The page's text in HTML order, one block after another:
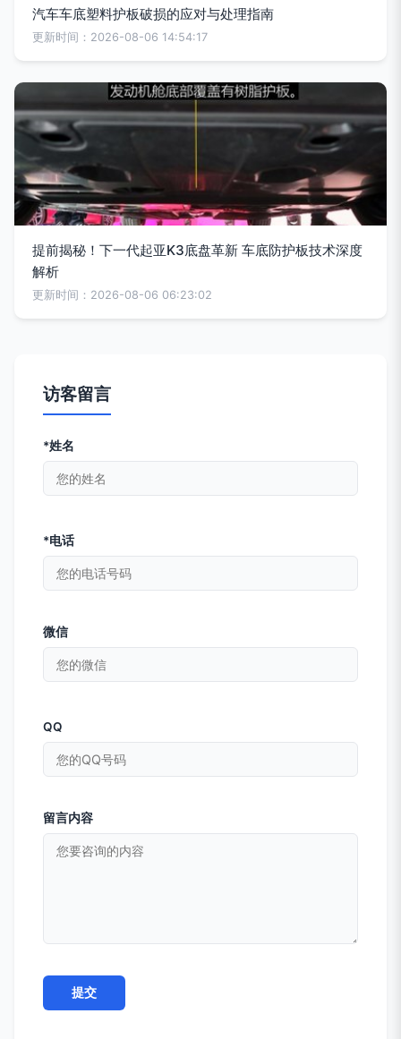
汽车车底塑料护板破损的应对与处理指南
更新时间：2026-08-06 14:54:17
提前揭秘！下一代起亚K3底盘革新 车底防护板技术深度
解析
更新时间：2026-08-06 06:23:02
访客留言
*姓名
*电话
微信
QQ
留言内容